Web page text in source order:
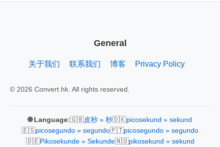
General
关于我们 联系我们 博客 Privacy Policy
© 2026 Convert.hk. All rights reserved.
🌐 Language:🇬🇧皮秒 » 秒🇩🇰picosekund » sekund
🇪🇸picosegundo » segundo🇵🇹picosegundo » segundo
🇩🇪Pikosekunde » Sekunde🇳🇴pikosekund » sekund